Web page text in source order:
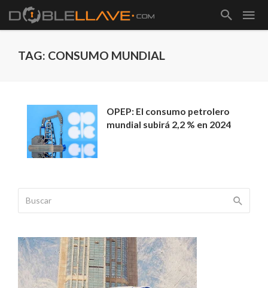
TAG: CONSUMO MUNDIAL
OPEP: El consumo petrolero
mundial subirá 2,2 % en 2024